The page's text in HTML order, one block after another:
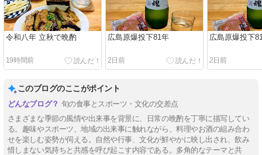
令和八年 立秋で晩酌
19時間前
広島原爆投下81年
2日前
広島原爆投下
2日前
このブログのここがポイント
旬の食事とスポーツ・文化の交差点
さまざまな季節の風情や出来事を背景に、日常の晩酌を丁寧に描写してい
る。趣味やスポーツ、地域の出来事に触れながら、料理やお酒の組み合わ
せを楽しむ姿勢が伺える。自然や行事、文化が鮮やかに映し出され、飲み
惜しまない気持ちと共感を呼び起こす内容である。多角的なテーマと共